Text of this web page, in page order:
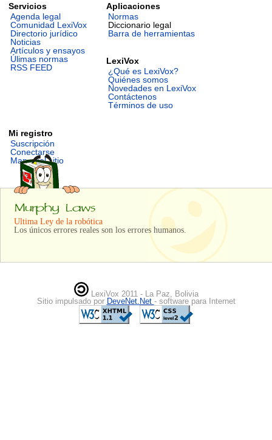
Servicios
Agenda legal
Comunidad LexiVox
Directorio jurídico
Noticias
Artículos y ensayos
Úlimas normas
RSS FEED
Aplicaciones
Normas
Diccionario legal
Barra de herramientas
LexiVox
¿Qué es LexiVox?
Quiénes somos
Novedades en LexiVox
Contáctenos
Términos de uso
Mi registro
Suscripción
Conectarse
Mapa del sitio
Ultima Ley de la robótica
Los únicos errores reales son los errores humanos.
LexiVox 2011 - La Paz, Bolivia
Sitio impulsado por DeveNet.Net - software para Internet